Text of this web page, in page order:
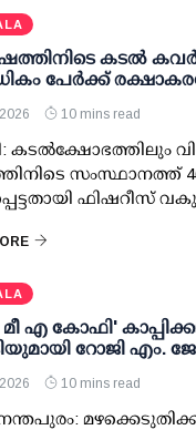
കടല്‍
പേര്‍ക്ക്
10 mins read
കടല്‍ക്ഷോഭത്തിലും
സംസ്ഥാനത്ത്
ഫിഷറീസ്
എ കോഫി'
റോജി എം.
10 mins read